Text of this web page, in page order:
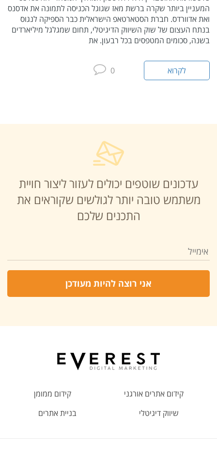
המעניין ביותר שקרה ברשת מאז שגוגל הכניסה לתמונה את אדסנס
ואת אדוורדס. חברת הסטארטאפ הישראלית כבר הספיקה לנגוס
בנתח העצום של שוק השיווק הדיגיטלי, תחום שמגלגל מיליארדים
בשנה, סכומים המטפסים בכל רבעון. את
לקרוא 0
עדכונים שוטפים יכולים לעזור ליצור חויית
משתמש טובה יותר לגולשים שקוראים את
התכנים שלכם
קידום אתרים אורגני
קידום ממומן
שיווק דיגיטלי
בניית אתרים